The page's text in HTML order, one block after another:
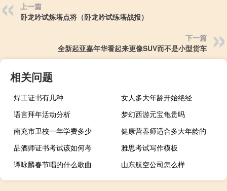
上一篇
卧龙吟试炼塔点将（卧龙吟试练塔战报）
下一篇
全新起亚嘉年华看起来更像SUV而不是小型货车
相关问题
焊工证书有几种
女人多大年龄开始绝经
语言拜年活动分析
梦幻西游元宝龟贵吗
南充市卫校一年学费多少
健康营养师适合多大年龄的
品酒师证书考试该如何考
雅思考试写作模板
谭咏麟春节唱的什么歌曲
山东航空公司怎么样